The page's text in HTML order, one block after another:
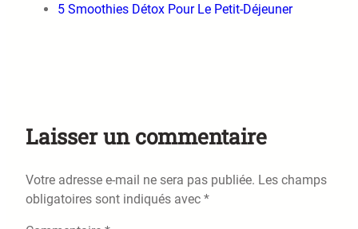
5 Smoothies Détox Pour Le Petit-Déjeuner
Laisser un commentaire
Votre adresse e-mail ne sera pas publiée. Les champs
obligatoires sont indiqués avec *